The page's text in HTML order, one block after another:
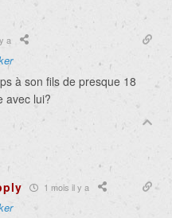
a
à son fils de presque 18
avec lui?
1 mois il y a